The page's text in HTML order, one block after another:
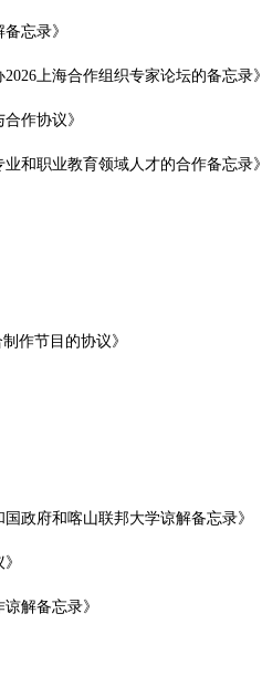
忘录》
上海合作组织专家论坛的备忘录》
作协议》
和职业教育领域人才的合作备忘录》
作节目的协议》
政府和喀山联邦大学谅解备忘录》
解备忘录》